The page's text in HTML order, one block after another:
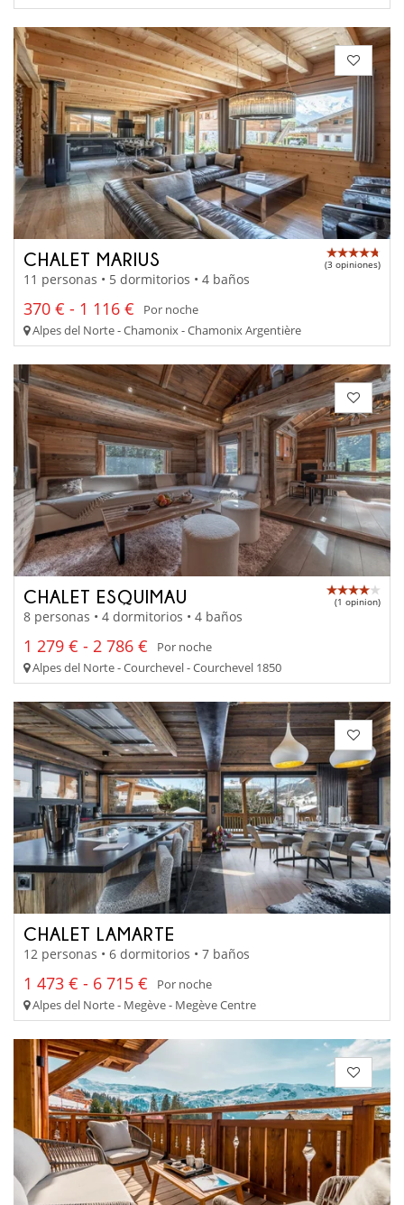
CHALET MARIUS (3 opiniones)
11 personas • 5 dormitorios • 4 baños
370 € - 1 116 €
Por noche
Alpes del Norte - Chamonix - Chamonix Argentière
CHALET ESQUIMAU (1 opinion)
8 personas • 4 dormitorios • 4 baños
1 279 € - 2 786 €
Por noche
Alpes del Norte - Courchevel - Courchevel 1850
CHALET LAMARTE
12 personas • 6 dormitorios • 7 baños
1 473 € - 6 715 €
Por noche
Alpes del Norte - Megève - Megève Centre